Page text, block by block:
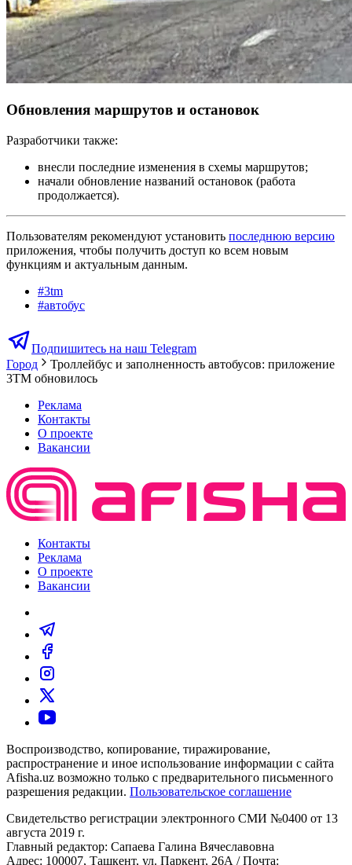
Обновления маршрутов и остановок
Разработчики также:
внесли последние изменения в схемы маршрутов;
начали обновление названий остановок (работа
продолжается).
Пользователям рекомендуют установить последнюю версию
приложения, чтобы получить доступ ко всем новым
функциям и актуальным данным.
#3tm
#автобус
Подпишитесь на наш Telegram
Город
Троллейбус и заполненность автобусов: приложение
3TM обновилось
Реклама
Контакты
О проекте
Вакансии
Контакты
Реклама
О проекте
Вакансии
Воспроизводство, копирование, тиражирование,
распространение и иное использование информации с сайта
Afisha.uz возможно только с предварительного письменного
разрешения редакции. Пользовательское соглашение
Свидетельство регистрации электронного СМИ №0400 от 13
августа 2019 г.
Главный редактор: Сапаева Галина Вячеславовна
Адрес: 100007, Ташкент, ул. Паркент, 26А / Почта: